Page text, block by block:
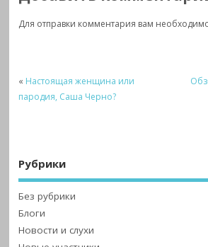
Для отправки комментария вам
« Настоящая женщина или
пародия, Саша Черно?
Рубрики
Без рубрики
Блоги
Новости и слухи